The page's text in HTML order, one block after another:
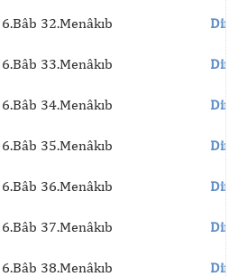
6.Bâb 32.Menâkıb
6.Bâb 33.Menâkıb
6.Bâb 34.Menâkıb
6.Bâb 35.Menâkıb
6.Bâb 36.Menâkıb
6.Bâb 37.Menâkıb
6.Bâb 38.Menâkıb